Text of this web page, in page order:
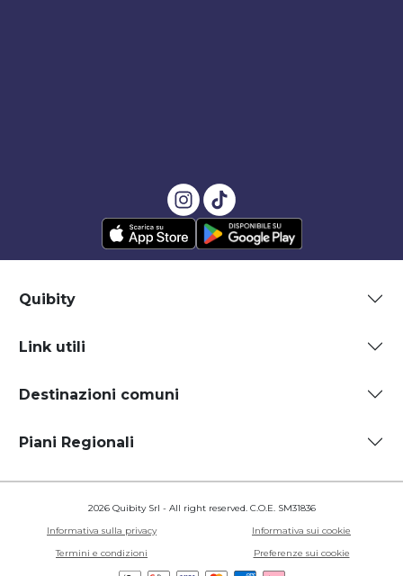
Quibity
Link utili
Destinazioni comuni
Piani Regionali
2026 Quibity Srl - All right reserved. C.O.E. SM31836
Informativa sulla privacy
Informativa sui cookie
Termini e condizioni
Preferenze sui cookie